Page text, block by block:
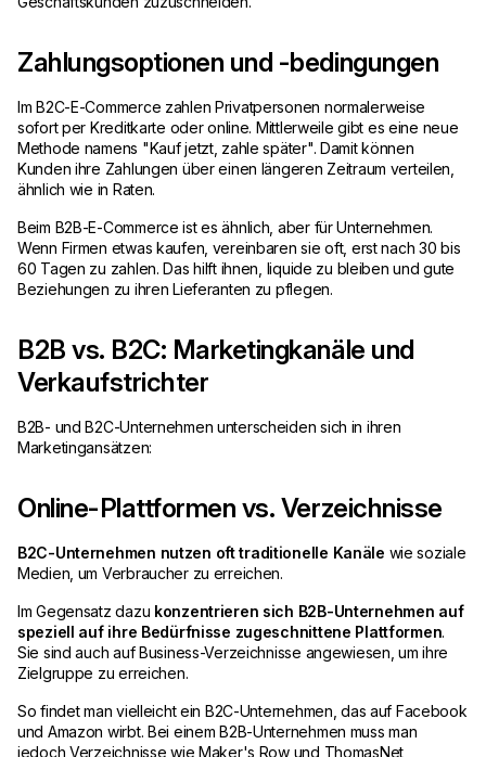
Zahlungsoptionen und -bedingungen
Im B2C-E-Commerce zahlen Privatpersonen normalerweise
sofort per Kreditkarte oder online. Mittlerweile gibt es eine neue
Methode namens "Kauf jetzt, zahle später". Damit können
Kunden ihre Zahlungen über einen längeren Zeitraum verteilen,
ähnlich wie in Raten.
Beim B2B-E-Commerce ist es ähnlich, aber für Unternehmen.
Wenn Firmen etwas kaufen, vereinbaren sie oft, erst nach 30 bis
60 Tagen zu zahlen. Das hilft ihnen, liquide zu bleiben und gute
Beziehungen zu ihren Lieferanten zu pflegen.
B2B vs. B2C: Marketingkanäle und
Verkaufstrichter
B2B- und B2C-Unternehmen unterscheiden sich in ihren
Marketingansätzen:
Online-Plattformen vs. Verzeichnisse
B2C-Unternehmen nutzen oft traditionelle Kanäle wie soziale
Medien, um Verbraucher zu erreichen.
Im Gegensatz dazu konzentrieren sich B2B-Unternehmen auf
speziell auf ihre Bedürfnisse zugeschnittene Plattformen.
Sie sind auch auf Business-Verzeichnisse angewiesen, um ihre
Zielgruppe zu erreichen.
So findet man vielleicht ein B2C-Unternehmen, das auf Facebook
und Amazon wirbt. Bei einem B2B-Unternehmen muss man
jedoch Verzeichnisse wie Maker's Row und ThomasNet